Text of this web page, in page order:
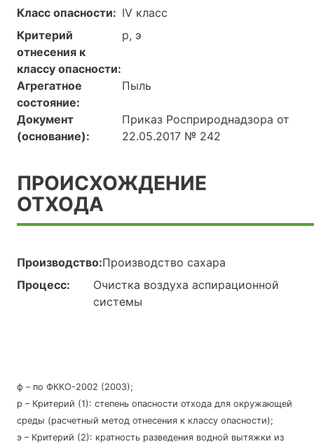
Класс опасности: IV класс
Критерий
отнесения к
классу опасности:
р, э
Агрегатное
состояние:
Пыль
Документ
(основание):
Приказ Росприроднадзора от
22.05.2017 № 242
ПРОИСХОЖДЕНИЕ
ОТХОДА
Производство:Производство сахара
Процесс:
Очистка воздуха аспирационной
системы
ф – по ФККО-2002 (2003);
р – Критерий (1): степень опасности отхода для окружающей
среды (расчетный метод отнесения к классу опасности);
э – Критерий (2): кратность разведения водной вытяжки из